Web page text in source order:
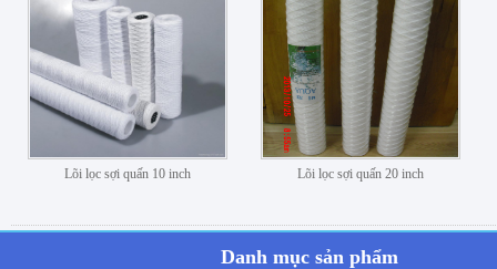
Lõi lọc sợi quấn 10 inch Lõi lọc sợi quấn 20 inch
Danh mục sản phẩm